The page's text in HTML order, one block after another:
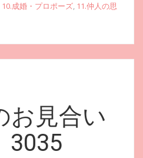
10.成婚・プロポーズ, 11.仲人の思
お見合い
3035